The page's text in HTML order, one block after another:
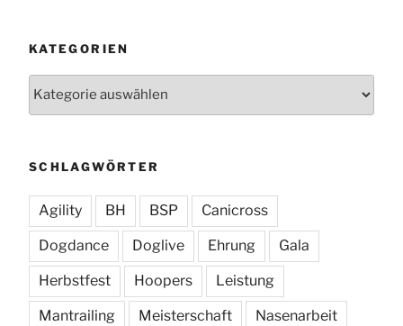
KATEGORIEN
SCHLAGWÖRTER
Agility BH BSP Canicross
Dogdance Doglive Ehrung Gala
Herbstfest Hoopers Leistung
Mantrailing Meisterschaft Nasenarbeit